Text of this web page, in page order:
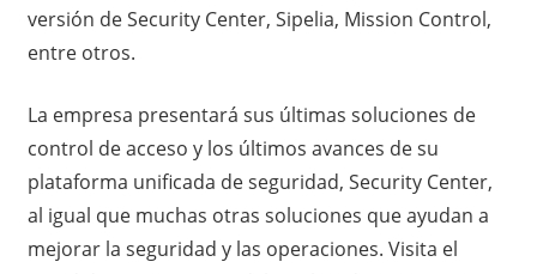
versión de Security Center, Sipelia, Mission Control,
entre otros.
La empresa presentará sus últimas soluciones de
control de acceso y los últimos avances de su
plataforma unificada de seguridad, Security Center,
al igual que muchas otras soluciones que ayudan a
mejorar la seguridad y las operaciones. Visita el